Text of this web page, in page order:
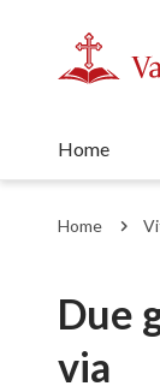
Home
Home
Due
via